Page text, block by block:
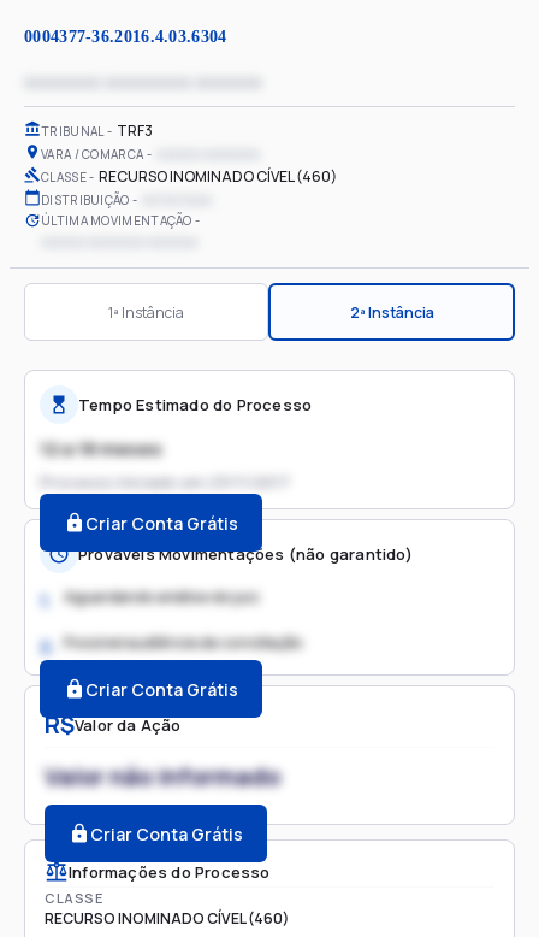
0004377-36.2016.4.03.6304
TRIBUNAL TRF3
VARA / COMARCA
CLASSE RECURSO INOMINADO CÍVEL (460)
DISTRIBUIÇÃO
ÚLTIMA MOVIMENTAÇÃO
1ª Instância 2ª Instância
R$Valor da Ação
Valor não informado
Criar Conta Grátis
Informações do Processo
CLASSE
RECURSO INOMINADO CÍVEL (460)
Tempo Estimado do Processo
12 a 18 meses
Processo iniciado em
Criar Conta Grátis
Prováveis Movimentações (não garantido)
1. Aguardando análise do juiz
2. Possível audiência de conciliação
Criar Conta Grátis